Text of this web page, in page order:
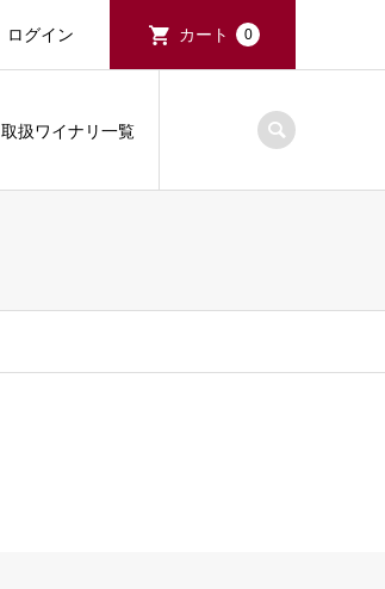
ログイン カート 0
取扱ワイナリ一覧